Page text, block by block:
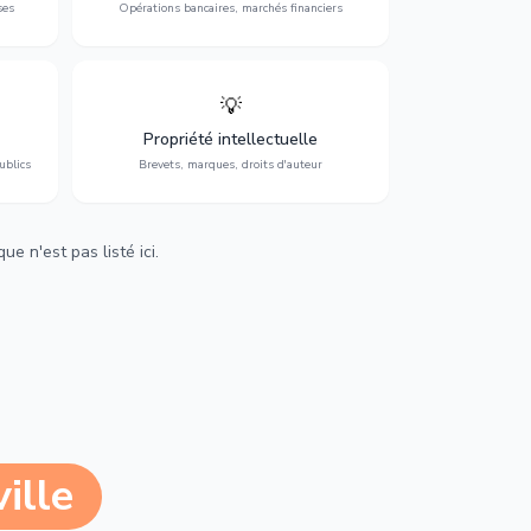
Opérations bancaires, marchés financiers
💡
Propriété intellectuelle
Brevets, marques, droits d'auteur
Protection de vos créations : brevets,
marques, droits d'auteur et lutte contre la
contrefaçon.
n'est pas listé ici.